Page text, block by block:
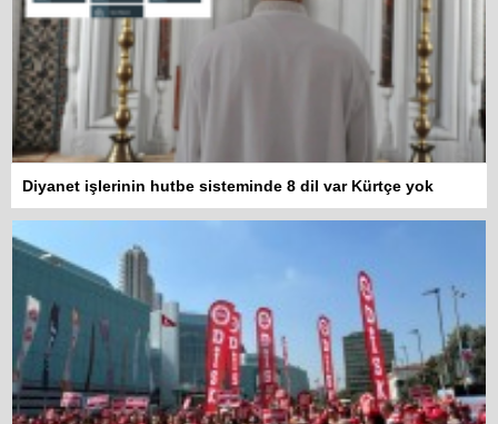
Diyanet işlerinin hutbe sisteminde 8 dil var Kürtçe yok